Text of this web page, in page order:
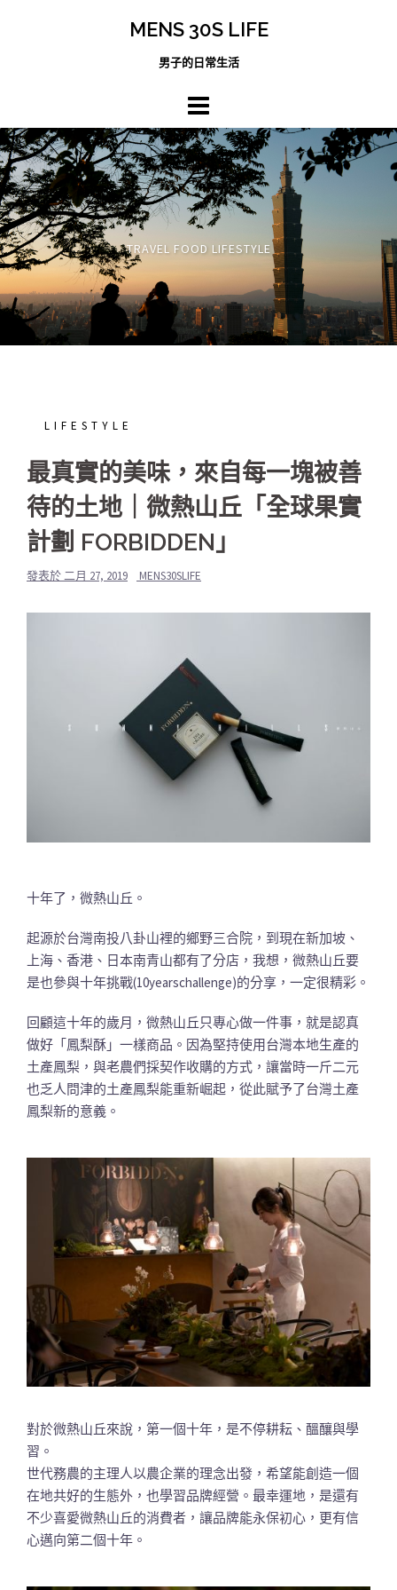
MENS 30S LIFE
男子的日常生活
TRAVEL FOOD LIFESTYLE
LIFESTYLE
最真實的美味，來自每一塊被善
待的土地｜微熱山丘「全球果實
計劃 FORBIDDEN」
發表於二月 27, 2019 MENS30SLIFE
十年了，微熱山丘。
起源於台灣南投八卦山裡的鄉野三合院，到現在新加坡、
上海、香港、日本南青山都有了分店，我想，微熱山丘要
是也參與十年挑戰(10yearschallenge)的分享，一定很精彩。
回顧這十年的歲月，微熱山丘只專心做一件事，就是認真
做好「鳳梨酥」一樣商品。因為堅持使用台灣本地生產的
土產鳳梨，與老農們採契作收購的方式，讓當時一斤二元
也乏人問津的土產鳳梨能重新崛起，從此賦予了台灣土產
鳳梨新的意義。
對於微熱山丘來說，第一個十年，是不停耕耘、醞釀與學
習。
世代務農的主理人以農企業的理念出發，希望能創造一個
在地共好的生態外，也學習品牌經營。最幸運地，是還有
不少喜愛微熱山丘的消費者，讓品牌能永保初心，更有信
心邁向第二個十年。